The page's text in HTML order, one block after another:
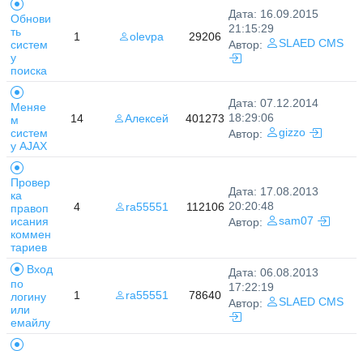
Обнови
ть
систем
у
поиска
1 olevpa 29206
Дата: 16.09.2015
21:15:29
Автор:
SLAED CMS
Меняе
м
систем
у AJAX
14 Алексей 401273
Дата: 07.12.2014
18:29:06
Автор:
gizzo
Провер
ка
правоп
исания
коммен
тариев
4 ra55551 112106
Дата: 17.08.2013
20:20:48
Автор:
sam07
Вход
по
логину
или
емайлу
1 ra55551 78640
Дата: 06.08.2013
17:22:19
Автор:
SLAED CMS